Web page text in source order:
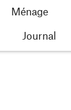
Ménage
Journal